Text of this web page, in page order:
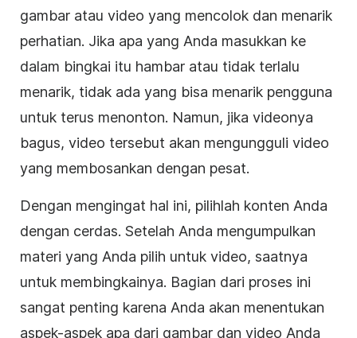
gambar atau video yang mencolok dan menarik
perhatian. Jika apa yang Anda masukkan ke
dalam bingkai itu hambar atau tidak terlalu
menarik, tidak ada yang bisa menarik pengguna
untuk terus menonton. Namun, jika videonya
bagus, video tersebut akan mengungguli video
yang membosankan dengan pesat.
Dengan mengingat hal ini, pilihlah konten Anda
dengan cerdas. Setelah Anda mengumpulkan
materi yang Anda pilih untuk video, saatnya
untuk membingkainya. Bagian dari proses ini
sangat penting karena Anda akan menentukan
aspek-aspek apa dari gambar dan video Anda